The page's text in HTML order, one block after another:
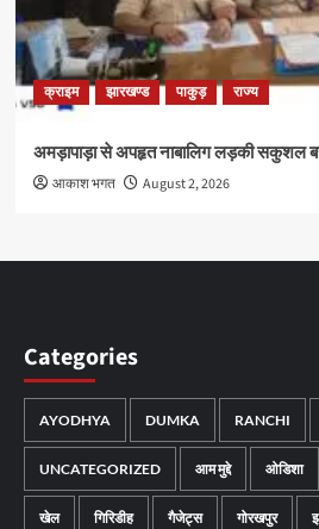
क्राइम झारखण्ड पाकुड़ राज्य
अमड़ापाड़ा से अपहृत नाबालिग लड़की सकुशल
आकाश भगत August 2, 2026
Categories
AYODHYA DUMKA RANCHI
UNCATEGORIZED आम मुद्दे ओडिशा
खेल गिरिडीह गैजेट्स गोरखपुर